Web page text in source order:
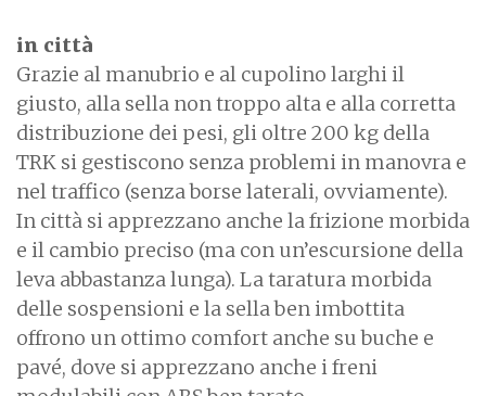
in città
Grazie al manubrio e al cupolino larghi il
giusto, alla sella non troppo alta e alla corretta
distribuzione dei pesi, gli oltre 200 kg della
TRK si gestiscono senza problemi in manovra e
nel traffico (senza borse laterali, ovviamente).
In città si apprezzano anche la frizione morbida
e il cambio preciso (ma con un’escursione della
leva abbastanza lunga). La taratura morbida
delle sospensioni e la sella ben imbottita
offrono un ottimo comfort anche su buche e
pavé, dove si apprezzano anche i freni